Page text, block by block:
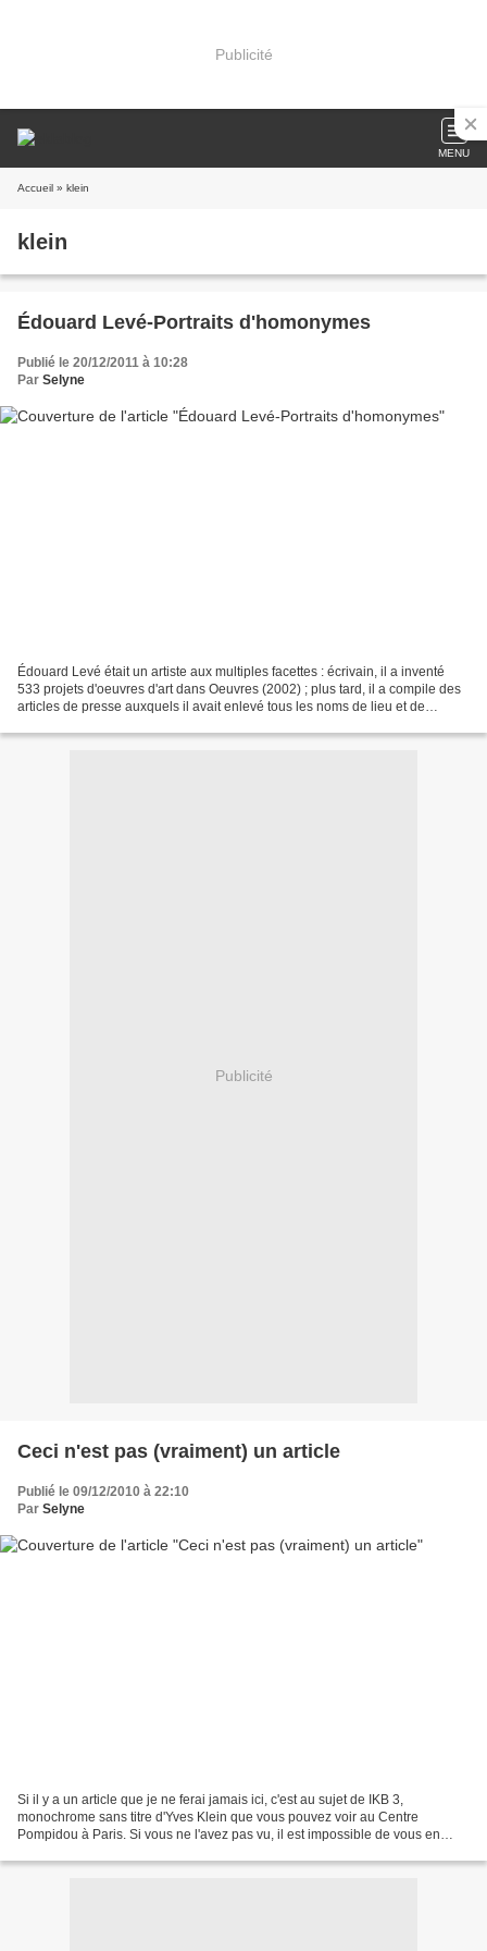
Publicité
MENU
Accueil » klein
klein
Édouard Levé-Portraits d'homonymes
Publié le 20/12/2011 à 10:28
Par Selyne
Édouard Levé était un artiste aux multiples facettes : écrivain, il a inventé
533 projets d'oeuvres d'art dans Oeuvres (2002) ; plus tard, il a compile des
articles de presse auxquels il avait enlevé tous les noms de lieu et de
Publicité
Ceci n'est pas (vraiment) un article
Publié le 09/12/2010 à 22:10
Par Selyne
Si il y a un article que je ne ferai jamais ici, c'est au sujet de IKB 3,
monochrome sans titre d'Yves Klein que vous pouvez voir au Centre
Pompidou à Paris. Si vous ne l'avez pas vu, il est impossible de vous en